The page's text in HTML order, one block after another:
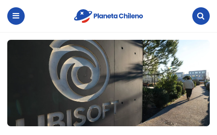
Planeta
Chileno